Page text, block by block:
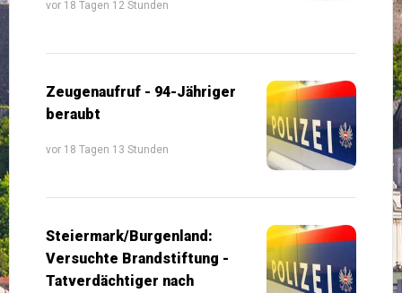
vor 18 Tagen 12 Stunden
Zeugenaufruf - 94-Jähriger
beraubt
vor 18 Tagen 13 Stunden
Steiermark/Burgenland:
Versuchte Brandstiftung -
Tatverdächtiger nach